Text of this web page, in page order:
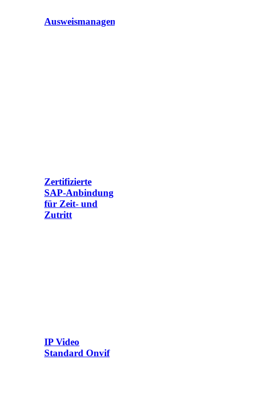
Ausweismanagement
Zertifizierte
SAP-Anbindung
für Zeit- und
Zutritt
IP Video
Standard Onvif